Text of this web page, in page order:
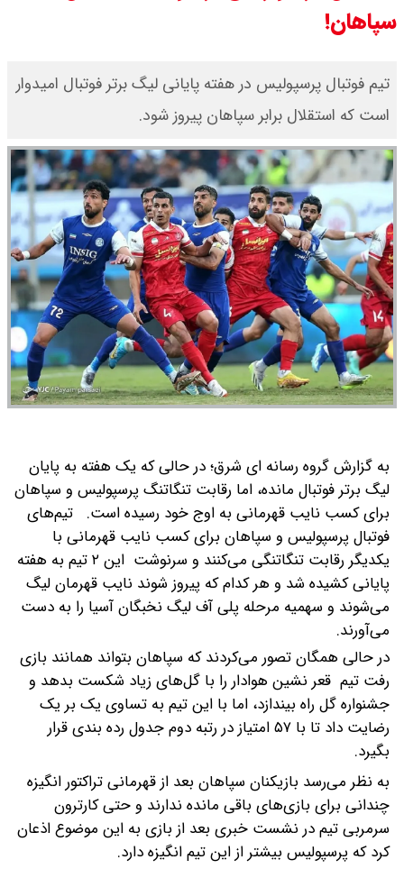
مرداد ۱۴۰۵ / قیمت چانگان چند؟ +
جدول
قیمت محصولات ایران خودرو امروز
جمعه ۱۶ مرداد ۱۴۰۵ / قیمت پژو۲۰۷
چند؟+ جدول
قیمت طلا و سکه امروز جمعه ۱۶ مرداد
۱۴۰۵/ قیمت سکه چند ؟ + جدول
سپاهان!
تیم فوتبال پرسپولیس در هفته پایانی لیگ برتر فوتبال امیدوار
است که استقلال برابر سپاهان پیروز شود.
به گزارش گروه رسانه ای شرق؛ در حالی که یک هفته به پایان
لیگ برتر فوتبال مانده، اما رقابت تنگاتنگ پرسپولیس و سپاهان
برای کسب نایب قهرمانی به اوج خود رسیده است. تیم‌های
فوتبال پرسپولیس و سپاهان برای کسب نایب قهرمانی با
یکدیگر رقابت تنگاتنگی می‌کنند و سرنوشت این ۲ تیم به هفته
پایانی کشیده شد و هر کدام که پیروز شوند نایب قهرمان لیگ
می‌شوند و سهمیه مرحله پلی آف لیگ نخبگان آسیا را به دست
می‌آورند.
در حالی همگان تصور می‌کردند که سپاهان بتواند همانند بازی
رفت تیم قعر نشین هوادار را با گل‌های زیاد شکست بدهد و
جشنواره گل راه بیندازد، اما با این تیم به تساوی یک بر یک
رضایت داد تا با ۵۷ امتیاز در رتبه دوم جدول رده بندی قرار
بگیرد.
به نظر می‌رسد بازیکنان سپاهان بعد از قهرمانی تراکتور انگیزه
چندانی برای بازی‌های باقی مانده ندارند و حتی کارترون
سرمربی تیم در نشست خبری بعد از بازی به این موضوع اذعان
کرد که پرسپولیس بیشتر از این تیم انگیزه دارد.